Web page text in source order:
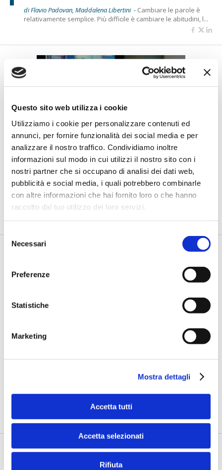
Questo sito web utilizza i cookie
Utilizziamo i cookie per personalizzare contenuti ed
annunci, per fornire funzionalità dei social media e per
analizzare il nostro traffico. Condividiamo inoltre
informazioni sul modo in cui utilizzi il nostro sito con i
nostri partner che si occupano di analisi dei dati web,
pubblicità e social media, i quali potrebbero combinarle
con altre informazioni che hai fornito loro o che hanno
raccolto dal tuo utilizzo dei loro servizi.
Selezione
delNecessari
Preferenze
Statistiche
Marketing
Mostra dettagli
Accetta tutti
Accetta selezionati
Rifiuta
di Flavio Padovan, Maddalena Libertini - Cambiare le parole è
relativamente semplice. Più difficile è cambiare le abitudini, l...
BANCAFORTE TV
Petrella (BPER Banca): “La GenAI
rafforza i controlli e valorizza il
lavoro degli analisti”
di Flavio Padovan, Maddalena Libertini - Rendere i controlli di
secondo livello più strutturati, standardizzati e capaci di le...
BANCAFORTE TV
progettata dentro i processi,